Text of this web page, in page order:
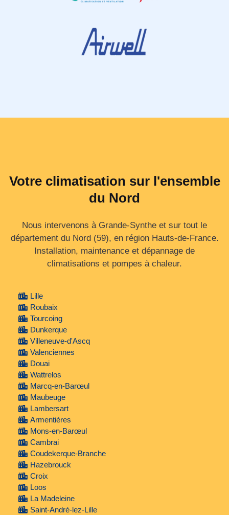
Votre climatisation sur l'ensemble
du Nord
Nous intervenons à Grande-Synthe et sur tout le
département du Nord (59), en région Hauts‑de‑France.
Installation, maintenance et dépannage de
climatisations et pompes à chaleur.
Lille
Roubaix
Tourcoing
Dunkerque
Villeneuve-d'Ascq
Valenciennes
Douai
Wattrelos
Marcq-en-Barœul
Maubeuge
Lambersart
Armentières
Mons-en-Barœul
Cambrai
Coudekerque-Branche
Hazebrouck
Croix
Loos
La Madeleine
Saint-André-lez-Lille